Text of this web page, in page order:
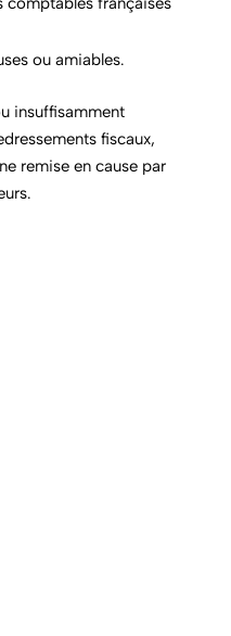
ou amiables.
insuffisamment
fiscaux,
remise en cause par